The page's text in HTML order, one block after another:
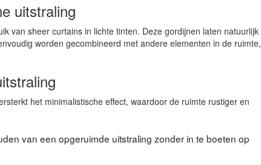
uitstraling
van sheer curtains in lichte tinten. Deze gordijnen laten natuurlijk
worden gecombineerd met andere elementen in de ruimte,
het minimalistische effect, waardoor de ruimte rustiger en
van een opgeruimde uitstraling zonder in te boeten op